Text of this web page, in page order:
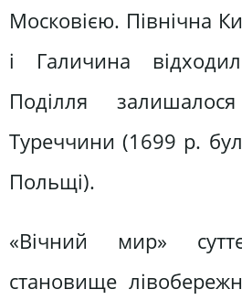
Московією. Північна
і Галичина
Поділля
Туреччини (1699 р.
Польщі).
«Вічний мир»
становище